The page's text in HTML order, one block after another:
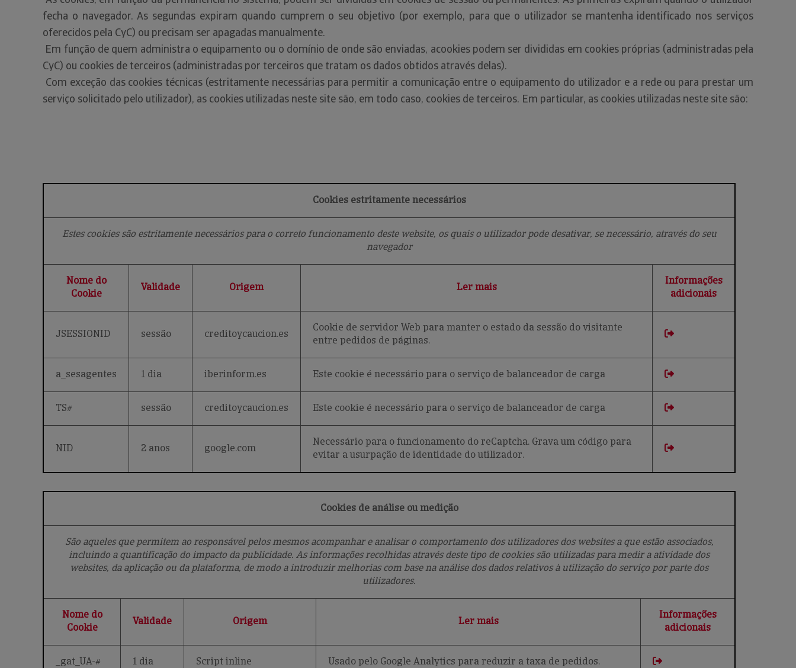
fecha o navegador. As segundas expiram quando cumprem o seu objetivo (por exemplo, para que o utilizador se mantenha identificado nos serviços
oferecidos pela CyC) ou precisam ser apagadas manualmente.
Em função de quem administra o equipamento ou o domínio de onde são enviadas, acookies podem ser divididas em cookies próprias (administradas pela
CyC) ou cookies de terceiros (administradas por terceiros que tratam os dados obtidos através delas).
Com exceção das cookies técnicas (estritamente necessárias para permitir a comunicação entre o equipamento do utilizador e a rede ou para prestar um
serviço solicitado pelo utilizador), as cookies utilizadas neste site são, em todo caso, cookies de terceiros. Em particular, as cookies utilizadas neste site são:
Cookies estritamente necessários
Estes cookies são estritamente necessários para o correto funcionamento deste website, os quais o utilizador pode desativar, se necessário, através do seu
navegador
Nome do
Cookie
Validade Origem Ler mais
Informações
adicionais
JSESSIONID sessão creditoycaucion.es
Cookie de servidor Web para manter o estado da sessão do visitante
entre pedidos de páginas.
a_sesagentes 1 dia iberinform.es Este cookie é necessário para o serviço de balanceador de carga
TS# sessão creditoycaucion.es Este cookie é necessário para o serviço de balanceador de carga
NID 2 anos google.com
Necessário para o funcionamento do reCaptcha. Grava um código para
evitar a usurpação de identidade do utilizador.
Cookies de análise ou medição
São aqueles que permitem ao responsável pelos mesmos acompanhar e analisar o comportamento dos utilizadores dos websites a que estão associados,
incluindo a quantificação do impacto da publicidade. As informações recolhidas através deste tipo de cookies são utilizadas para medir a atividade dos
websites, da aplicação ou da plataforma, de modo a introduzir melhorias com base na análise dos dados relativos à utilização do serviço por parte dos
utilizadores.
Nome do
Cookie
Validade Origem Ler mais
Informações
adicionais
_gat_UA-# 1 dia Script inline Usado pelo Google Analytics para reduzir a taxa de pedidos.